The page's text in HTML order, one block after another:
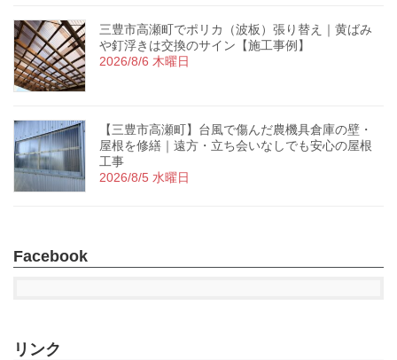
三豊市高瀬町でポリカ（波板）張り替え｜黄ばみ
や釘浮きは交換のサイン【施工事例】
2026/8/6 木曜日
【三豊市高瀬町】台風で傷んだ農機具倉庫の壁・
屋根を修繕｜遠方・立ち会いなしでも安心の屋根
工事
2026/8/5 水曜日
Facebook
リンク